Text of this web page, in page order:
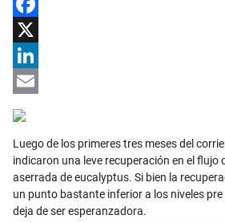
Facebook
X
LinkedIn
Email
Luego de los primeres tres meses del
indicaron una leve recuperación en el flujo
aserrada de eucalyptus. Si bien la
un punto bastante inferior a los niveles
deja de ser esperanzadora.